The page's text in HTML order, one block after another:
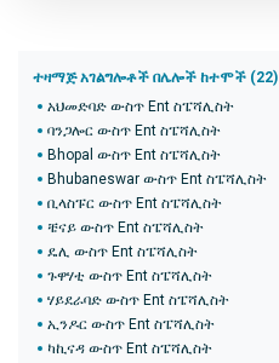
ተዛማጅ አገልግሎቶች በሌሎች ከተሞች (22)
አህመድባድ ውስጥ Ent ስፔሻሊስት
ባንጋሎር ውስጥ Ent ስፔሻሊስት
Bhopal ውስጥ Ent ስፔሻሊስት
Bhubaneswar ውስጥ Ent ስፔሻሊስት
ቢላስፑር ውስጥ Ent ስፔሻሊስት
ቼናይ ውስጥ Ent ስፔሻሊስት
ዴሊ ውስጥ Ent ስፔሻሊስት
ጉዋሃቲ ውስጥ Ent ስፔሻሊስት
ሃይደራባድ ውስጥ Ent ስፔሻሊስት
ኢንዶር ውስጥ Ent ስፔሻሊስት
ካኪናዳ ውስጥ Ent ስፔሻሊስት